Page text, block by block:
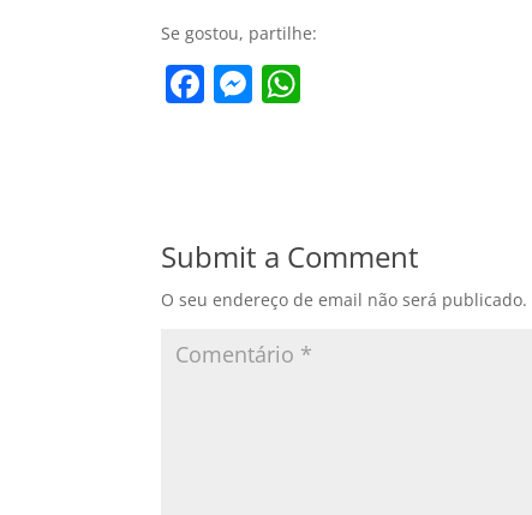
Se gostou, partilhe:
F
o
o
k
M
g
er
A
p
p
Submit a Comment
O seu endereço de email não será publicado.